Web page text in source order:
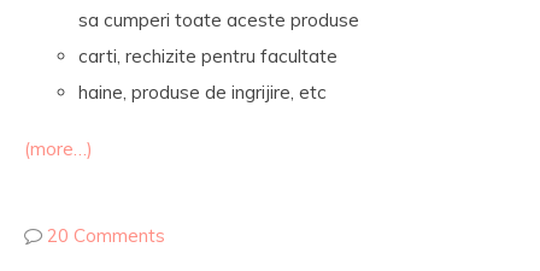
sa cumperi toate aceste produse
carti, rechizite pentru facultate
haine, produse de ingrijire, etc
(more…)
20 Comments